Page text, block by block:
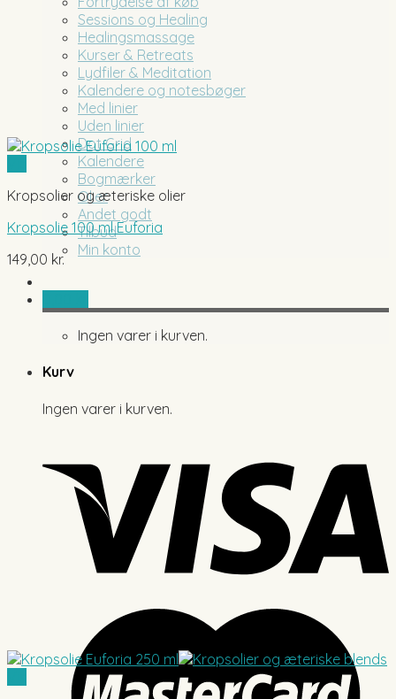
Sessions og Healing
Healingsmassage
Kurser & Retreats
Lydfiler & Meditation
Kalendere og notesbøger
Med linier
Uden linier
Dot Grid
Kalendere
Bogmærker
Olier
Andet godt
Tilbud
Min konto
Ingen varer i kurven.
Kurv
Ingen varer i kurven.
Kropsolier og æteriske olier
Kropsolie 100 ml Euforia
149,00 kr.